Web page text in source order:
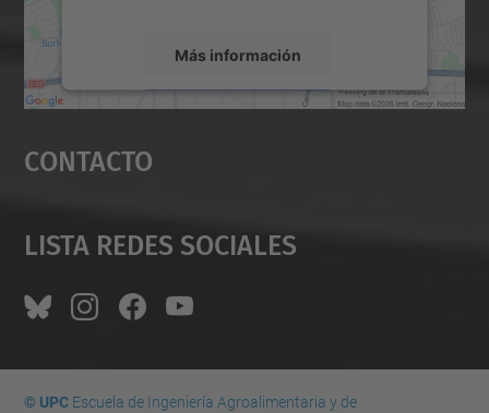
Más información
Aceptar
powered by
Contacto
Lista Redes Sociales
© UPCEscuela de Ingeniería Agroalimentaria y de